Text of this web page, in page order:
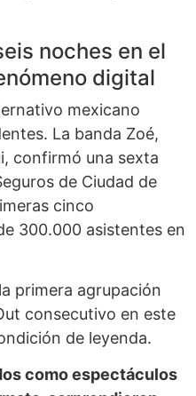
noches en el
digital
mexicano
La banda Zoé,
confirmó una sexta
de Ciudad de
cinco
300.000 asistentes en
primera agrupación
consecutivo en este
de leyenda.
como espectáculos